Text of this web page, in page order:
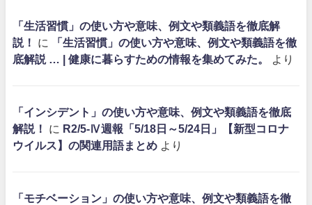
「生活習慣」の使い方や意味、例文や類義語を徹底解
説！
に
「生活習慣」の使い方や意味、例文や類義語を徹
底解説 … | 健康に暮らすための情報を集めてみた。
より
「インシデント」の使い方や意味、例文や類義語を徹底
解説！
に R2/5-Ⅳ週報「5/18日～5/24日」【新型コロナ
ウイルス】の関連用語まとめ より
「モチベーション」の使い方や意味、例文や類義語を徹